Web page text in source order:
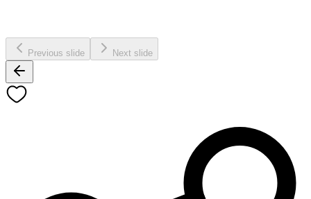
Previous slide Next slide